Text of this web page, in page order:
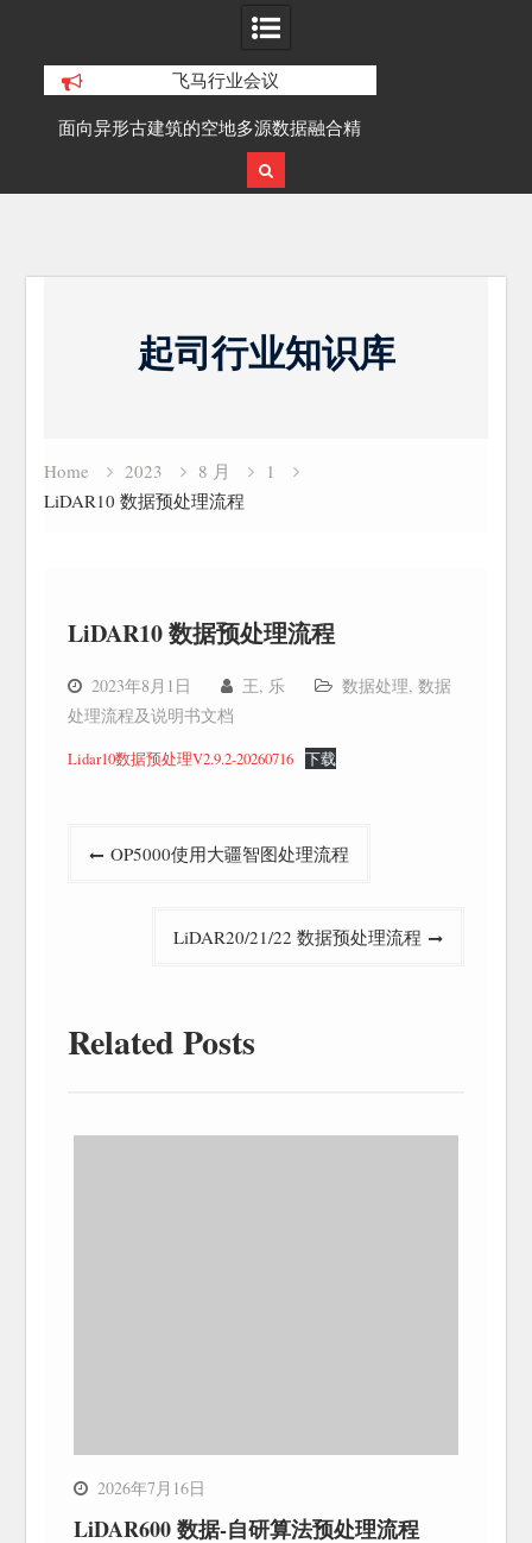
飞马行业会议
面向异形古建筑的空地多源数据融合精
细化三维重建研究
起司行业知识库
Home 2023 8 月
1
LiDAR10 数据预处理流程
LiDAR10 数据预处理流程
2023年8月1日 王, 乐 数据处理,数据
处理流程及说明书文档
Lidar10数据预处理V2.9.2-20260716 下载
OP5000使用大疆智图处理流程
LiDAR20/21/22 数据预处理流程
Related Posts
2026年7月16日
LiDAR600 数据-自研算法预处理流程